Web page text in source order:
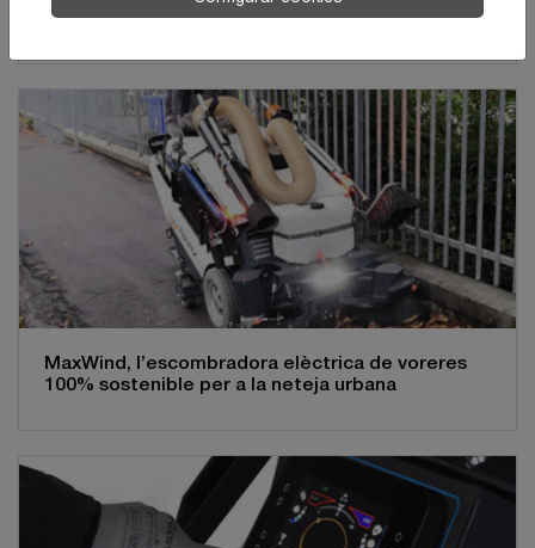
filosofia de Tenax Catalunya
MaxWind, l’escombradora elèctrica de voreres
100% sostenible per a la neteja urbana